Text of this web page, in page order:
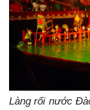
Làng rối nước